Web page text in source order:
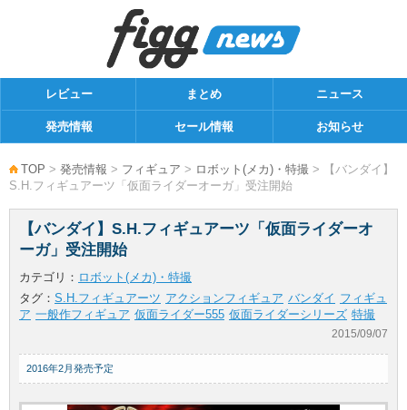
レビュー まとめ ニュース
発売情報 セール情報 お知らせ
TOP > 発売情報 > フィギュア > ロボット(メカ)・特撮 > 【バンダイ】
S.H.フィギュアーツ「仮面ライダーオーガ」受注開始
【バンダイ】S.H.フィギュアーツ「仮面ライダーオ
ーガ」受注開始
カテゴリ： ロボット(メカ)・特撮
タグ： S.H.フィギュアーツ アクションフィギュア バンダイ フィギュ
ア 一般作フィギュア 仮面ライダー555 仮面ライダーシリーズ 特撮
2015/09/07
2016年2月発売予定